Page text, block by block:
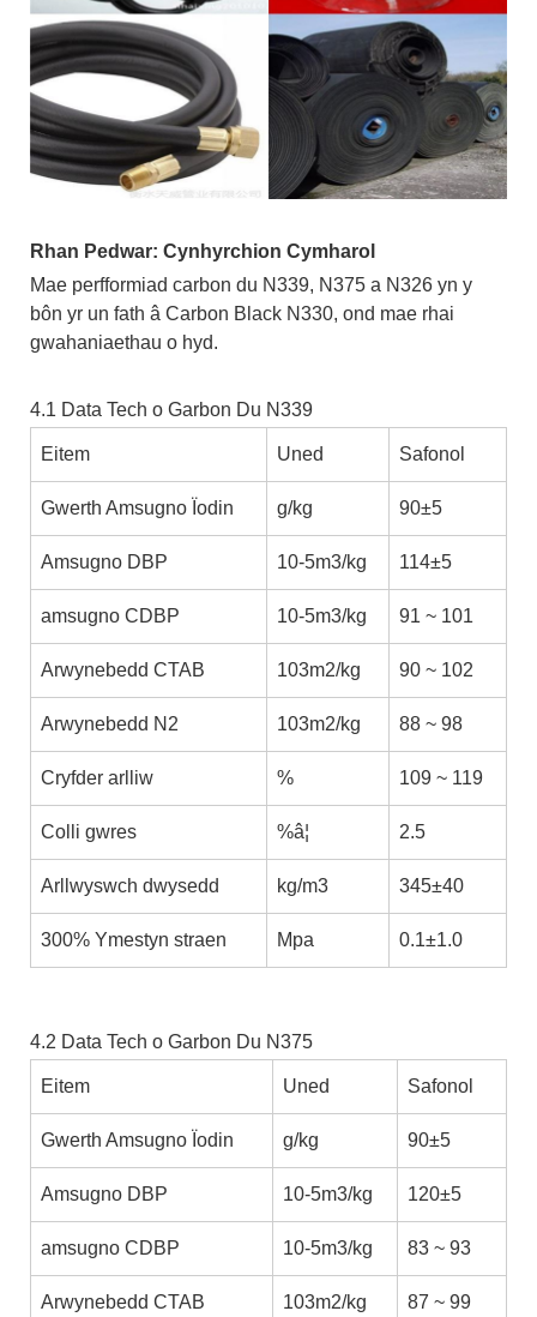
Rhan Pedwar: Cynhyrchion Cymharol
Mae perfformiad carbon du N339, N375 a N326 yn y
bôn yr un fath â Carbon Black N330, ond mae rhai
gwahaniaethau o hyd.
4.1 Data Tech o Garbon Du N339
Eitem Uned Safonol
Gwerth Amsugno Ïodin g/kg 90±5
Amsugno DBP 10-5m3/kg 114±5
amsugno CDBP 10-5m3/kg 91 ~ 101
Arwynebedd CTAB 103m2/kg 90 ~ 102
Arwynebedd N2 103m2/kg 88 ~ 98
Cryfder arlliw % 109 ~ 119
Colli gwres %â¦ 2.5
Arllwyswch dwysedd kg/m3 345±40
300% Ymestyn straen Mpa 0.1±1.0
4.2 Data Tech o Garbon Du N375
Eitem Uned Safonol
Gwerth Amsugno Ïodin g/kg 90±5
Amsugno DBP 10-5m3/kg 120±5
amsugno CDBP 10-5m3/kg 83 ~ 93
Arwynebedd CTAB 103m2/kg 87 ~ 99